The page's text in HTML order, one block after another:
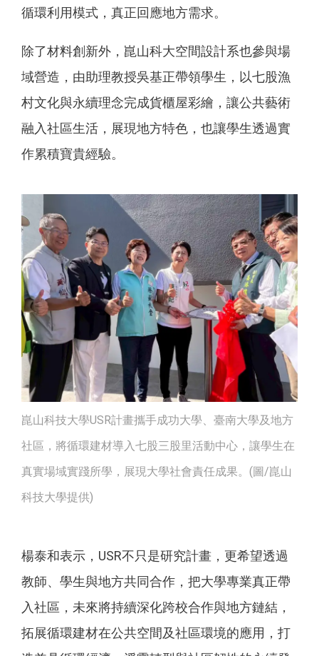
循環利用模式，真正回應地方需求。
除了材料創新外，崑山科大空間設計系也參與場
域營造，由助理教授吳基正帶領學生，以七股漁
村文化與永續理念完成貨櫃屋彩繪，讓公共藝術
融入社區生活，展現地方特色，也讓學生透過實
作累積寶貴經驗。
崑山科技大學USR計畫攜手成功大學、臺南大學及地方
社區，將循環建材導入七股三股里活動中心，讓學生在
真實場域實踐所學，展現大學社會責任成果。(圖/崑山
科技大學提供)
楊泰和表示，USR不只是研究計畫，更希望透過
教師、學生與地方共同合作，把大學專業真正帶
入社區，未來將持續深化跨校合作與地方鏈結，
拓展循環建材在公共空間及社區環境的應用，打